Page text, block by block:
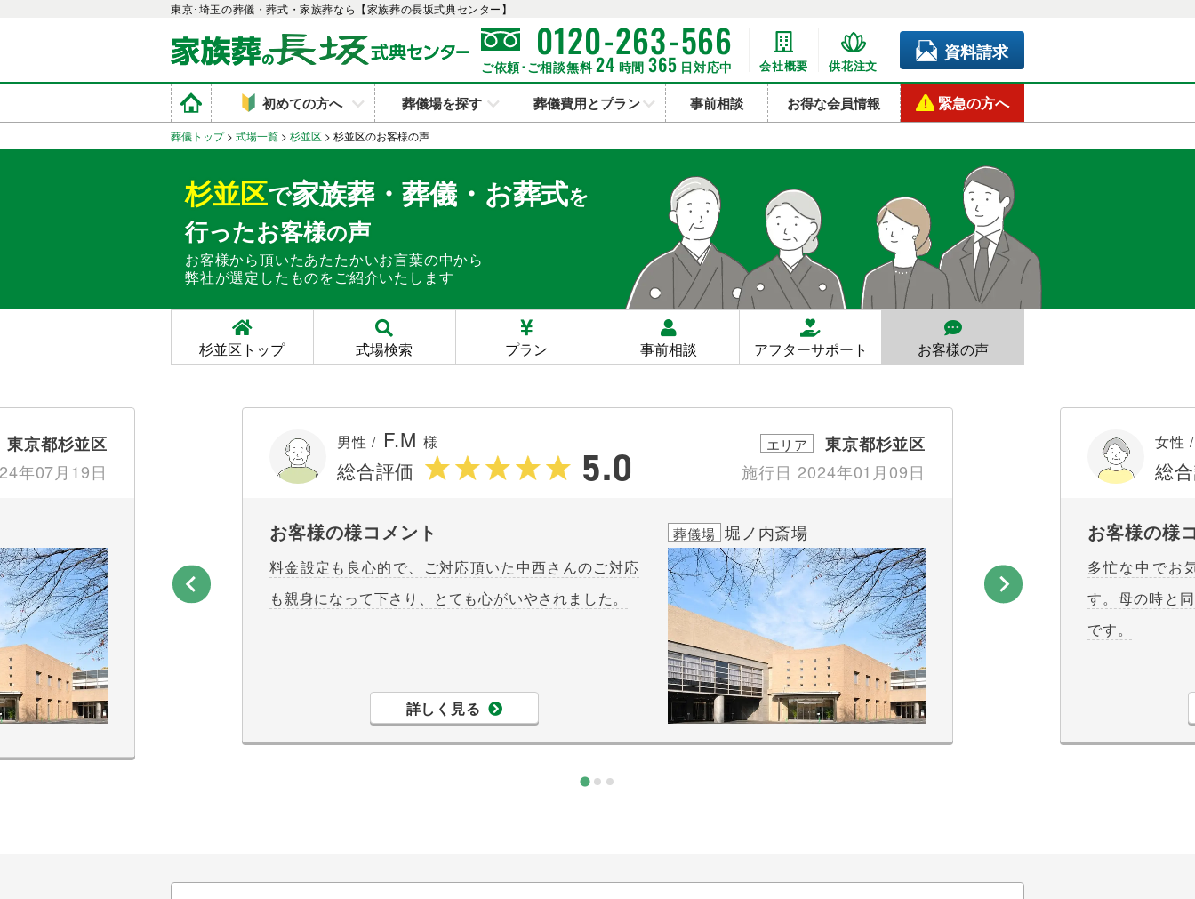
東京･埼玉の葬儀・葬式・家族葬なら【家族葬の長坂式典センター】
0120-263-566
ご依頼･ご相談無料 24 時間 365 日対応中 会社概要 供花注文
資料請求
初めての方へ 葬儀場を探す 葬儀費用とプラン 事前相談 お得な会員情報 緊急の方へ
葬儀トップ > 式場一覧 > 杉並区 > 杉並区のお客様の声
杉並区で家族葬・葬儀・お葬式を
行ったお客様の声
お客様から頂いたあたたかいお言葉の中から
弊社が選定したものをご紹介いたします
杉並区トップ 式場検索 プラン 事前相談 アフターサポート お客様の声
年07月19日
東京都杉並区 男性 / F.M 様
総合評価 5.0 施行日 2024年01月09日
エリア 東京都杉並区
お客様の様コメント
料金設定も良心的で、ご対応頂いた中西さんのご対応
も親身になって下さり、とても心がいやされました。
詳しく見る
葬儀場 堀ノ内斎場
女性 /
総
お客様の様
多忙な中でお
す。母の時と
です。